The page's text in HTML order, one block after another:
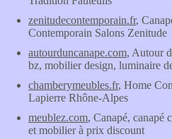
zenitudecontemporain.fr,
Contemporain Salons Zenitude
autourduncanape.com, Autour
bz, mobilier design, luminaire
chamberymeubles.fr, Home
Lapierre Rhône-Alpes
meublez.com, Canapé, canapé
et mobilier à prix discount